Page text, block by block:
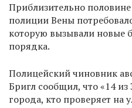
Приблизительно
полиции Вены
которую вызывали новые
порядка.
Полицейский чиновник
Бригл сообщил, что «14
города, кто проверяет на